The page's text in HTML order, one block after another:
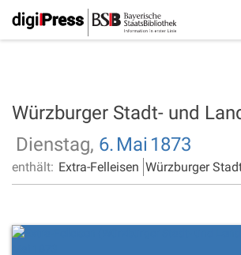
Würzburger Stadt- und
Dienstag, 6. Mai 1873
enthält: Extra-Felleisen Würzburger